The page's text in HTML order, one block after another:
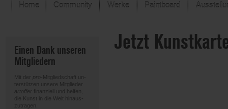
Home Community Werke
Der letzte Monat im Fokus
Alle Fokus-Werke
Paintboard
Einen Dank unseren
Mitgliedern
Mit der pro
-Mitgliedschaft un-
terstützen unsere Mitglieder
artoffer finanziell und helfen,
die Kunst in die Welt hinaus-
zutragen.
Jetzt